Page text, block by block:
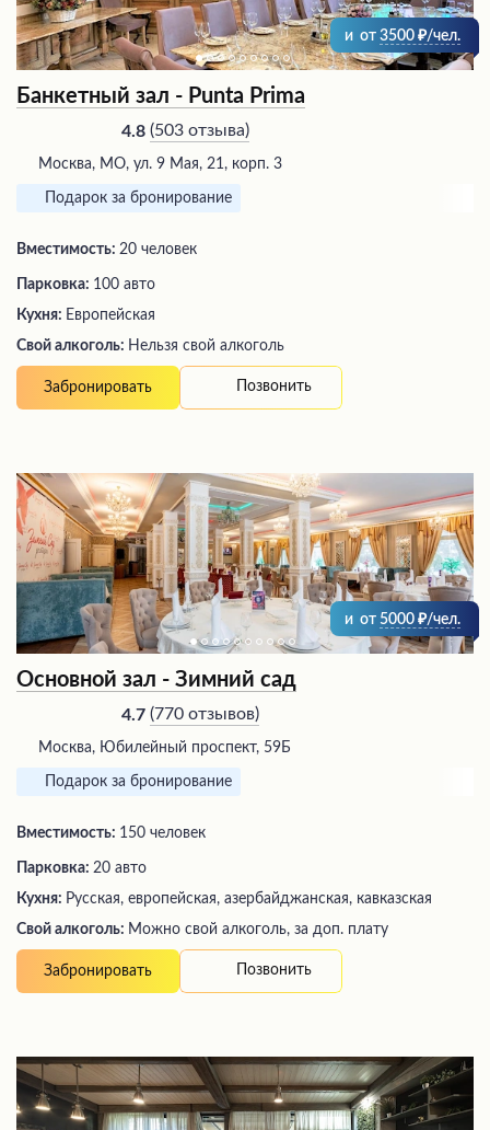
и от 3500 /чел.
Банкетный зал - Punta Prima
4.8 (503 отзыва)
Москва, МО, ул. 9 Мая, 21, корп. 3
Подарок за бронирование
Вместимость: 20 человек
Парковка: 100 авто
Кухня: Европейская
Свой алкоголь: Нельзя свой алкоголь
Забронировать Позвонить
и от 5000 /чел.
Основной зал - Зимний сад
4.7 (770 отзывов)
Москва, Юбилейный проспект, 59Б
Подарок за бронирование
Вместимость: 150 человек
Парковка: 20 авто
Кухня: Русская, европейская, азербайджанская, кавказская
Свой алкоголь: Можно свой алкоголь, за доп. плату
Забронировать Позвонить